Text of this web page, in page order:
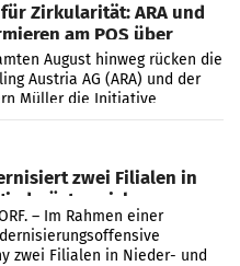
Zirkularität: ARA und
am POS über
August hinweg rücken die
Austria AG (ARA) und der
Müller die Initiative
in allen österreichischen
zwei Filialen in
– Im Rahmen einer
zwei Filialen in Nieder- und